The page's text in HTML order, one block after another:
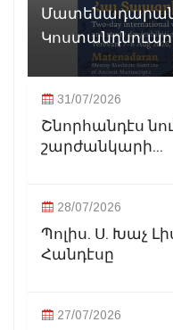
31/07/2026
Շնորհանդէս
շարժանկարի...
28/07/2026
Պոլիս. Ս. Խաչ
Հանդէսը
27/07/2026